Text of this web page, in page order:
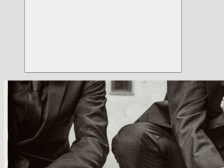
Suchen